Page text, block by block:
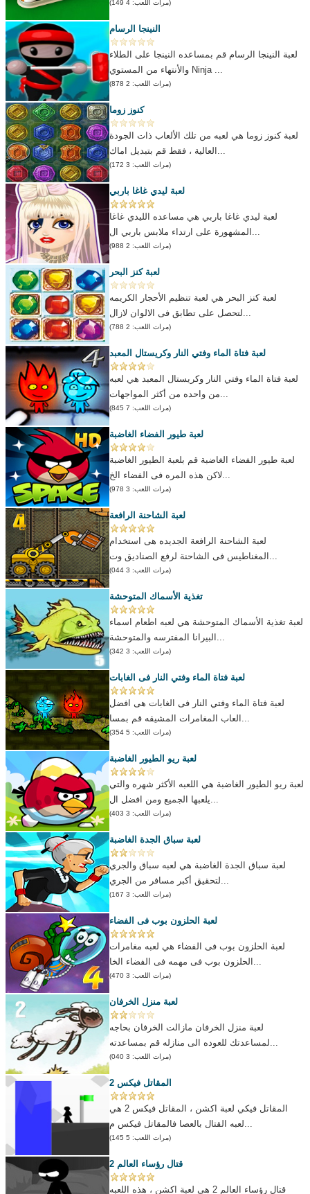
(مرات اللعب: 4 149)
النينجا الرسام
لعبة النينجا الرسام قم بمساعده النينجا على الطلاء
والأنتهاء من المستوي Ninja ...
(مرات اللعب: 2 878)
كنوز زوما
لعبة كنوز زوما هي لعبه من تلك الألعاب ذات الجودة
(مرات اللعب: 3 172)
لعبة ليدي غاغا باربي
لعبة ليدي غاغا باربي هي مساعده الليدي غاغا
(مرات اللعب: 2 988)
لعبة كنز البحر
لعبة كنز البحر هي لعبة تنظيم الأحجار الكريمه
(مرات اللعب: 2 788)
لعبة فتاة الماء وفتي النار وكريستال المعبد
لعبة فتاة الماء وفتي النار وكريستال المعبد هي لعبه
(مرات اللعب: 7 845)
لعبة طيور الفضاء الغاضبة
لعبة طيور الفضاء الغاضبة قم بلعبة الطيور الغاضبة
(مرات اللعب: 3 978)
لعبة الشاحنة الرافعة
لعبة الشاحنة الرافعة الجديده هى استخدام
(مرات اللعب: 3 044)
تغذية الأسماك المتوحشة
لعبة تغذية الأسماك المتوحشة هي لعبه اطعام اسماء
(مرات اللعب: 3 342)
لعبة فتاة الماء وفتي النار فى الغابات
لعبة فتاة الماء وفتي النار فى الغابات هى افضل
(مرات اللعب: 5 354)
لعبة ريو الطيور الغاضبة
لعبة ريو الطيور الغاضبة هي اللعبه الأكثر شهره والتي
(مرات اللعب: 3 403)
لعبة سباق الجدة الغاضبة
لعبة سباق الجدة الغاضبة هي لعبه سباق والجري
(مرات اللعب: 3 167)
لعبة الحلزون بوب فى الفضاء
لعبة الحلزون بوب فى الفضاء هي لعبه مغامرات
(مرات اللعب: 3 470)
لعبة منزل الخرفان
لعبة منزل الخرفان مازالت الخرفان بحاجه
(مرات اللعب: 3 040)
المقاتل فيكس 2
المقاتل فيكي لعبة اكشن ، المقاتل فيكس 2 هي
(مرات اللعب: 5 145)
قتال رؤساء العالم 2
قتال رؤساء العالم 2 هي لعبة اكشن ، هذه اللعبه